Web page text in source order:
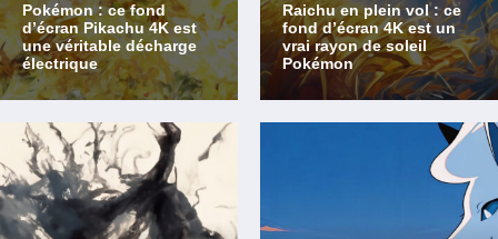
Pokémon : ce fond
d’écran Pikachu 4K est
une véritable décharge
électrique
Raichu en plein vol : ce
fond d’écran 4K est un
vrai rayon de soleil
Pokémon